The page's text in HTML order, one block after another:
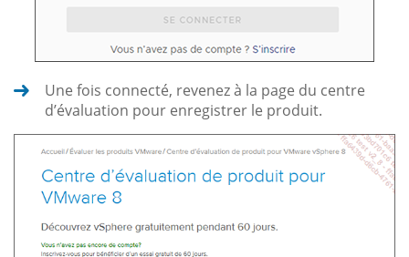
Une fois connecté, revenez à la page du centre
d’évaluation pour enregistrer le produit.